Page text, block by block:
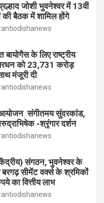
जोशी भुवनेश्वर में 13वीं
की बैठक में शामिल होंगे
के लिए राष्ट्रीय
को 23,731 करोड़
मंजूरी दी
आयोजन संगीतमय सुंदरकांड,
-श्रृंगार दर्शन
संगठन, भुवनेश्वर के
सीमेंट वर्क्स के श्रमिकों
का वित्तीय लाभ